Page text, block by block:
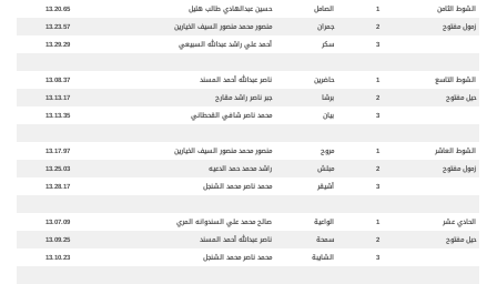
الشوط الثامن 1 الصامل حسين عبدالهادي طالب هليل
13.20.65
زمول مفتوح
2 جمران منصور محمد منصور السيف الخيارين
13.23.57
3
سكر أحمد علي راشد عبدالله السبيعي 13.29.29
الشوط التاسع 1 حاضرين ناصر عبدالله أحمد المسند
13.08.37
حيل مفتوح
2 برشا جبر ناصر راشد مقارح
13.13.17
3
بيان محمد ناصر شافي القحطاني 13.13.35
الشوط العاشر 1 مروح منصور محمد منصور السيف الخيارين
13.17.97
زمول مفتوح
2 مبلش راشد محمد حمد الدعيه
13.25.03
3
أشيقر محمد ناصر محمد الشنجل 13.28.17
الحادي عشر 1 الواعية صالح محمد علي السندوانه المري
13.07.09
حيل مفتوح
2 سمحة ناصر عبدالله أحمد المسند
13.09.25
3
الشايبة محمد ناصر محمد الشنجل 13.10.23